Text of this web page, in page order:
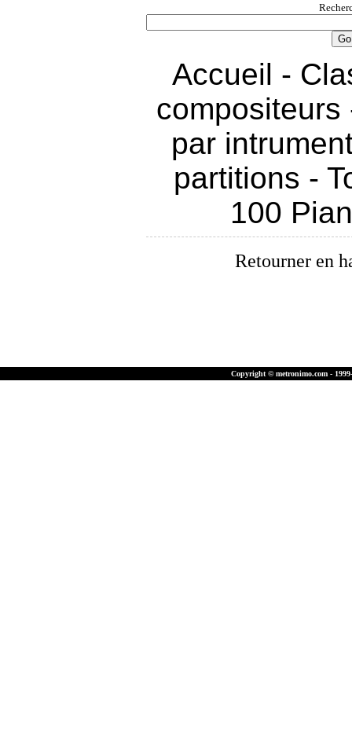
Accueil -
compositeurs
par
partitions -
100
Retourner en
Copyright © metronimo.com -